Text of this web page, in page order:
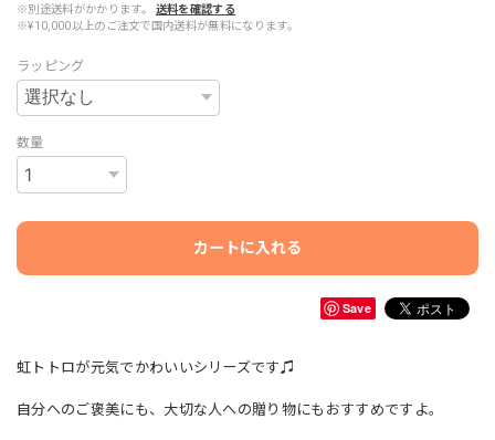
※別途送料がかかります。
送料を確認する
※¥10,000以上のご注文で国内送料が無料になります。
ラッピング
数量
カートに入れる
Save
虹トトロが元気でかわいいシリーズです♫
自分へのご褒美にも、大切な人への贈り物にもおすすめですよ。